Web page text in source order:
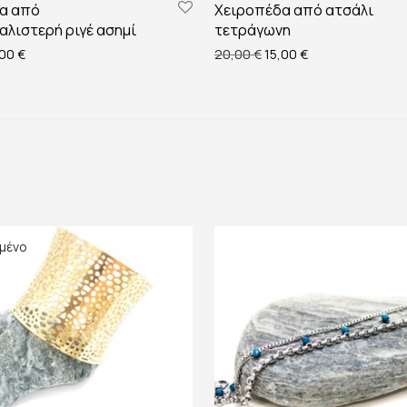
από
ριγέ ασημί
price was: 20,00 €.
€Η τρέχουσα τιμή είναι: 18,00 €.
Χειροπέδα από ατσάλι
τετράγωνη
20,00€Original price was: 20,00
15,00 €Η τρέχουσα τιμή